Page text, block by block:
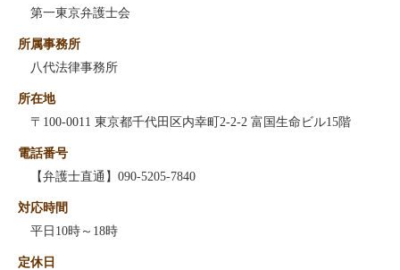
第一東京弁護士会
所属事務所
八代法律事務所
所在地
〒100-0011 東京都千代田区内幸町2-2-2 富国生命ビル15階
電話番号
【弁護士直通】090-5205-7840
対応時間
平日10時～18時
定休日